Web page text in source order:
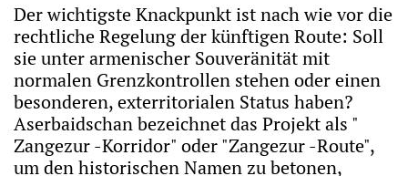
Der wichtigste Knackpunkt ist nach wie vor die
rechtliche Regelung der künftigen Route: Soll
sie unter armenischer Souveränität mit
normalen Grenzkontrollen stehen oder einen
besonderen, exterritorialen Status haben?
Aserbaidschan bezeichnet das Projekt als "
Zangezur -Korridor" oder "Zangezur -Route",
um den historischen Namen zu betonen,